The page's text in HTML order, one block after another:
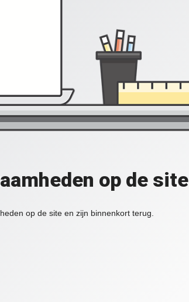
op de site
op de site en zijn binnenkort terug.